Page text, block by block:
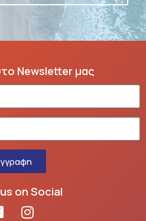
Newsletter μας
on Social